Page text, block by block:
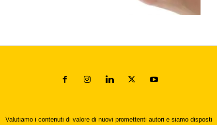
Valutiamo i contenuti di valore di nuovi promettenti autori e siamo disposti